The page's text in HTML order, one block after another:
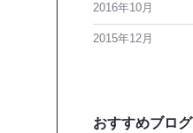
2016年10月
2015年12月
おすすめブログ